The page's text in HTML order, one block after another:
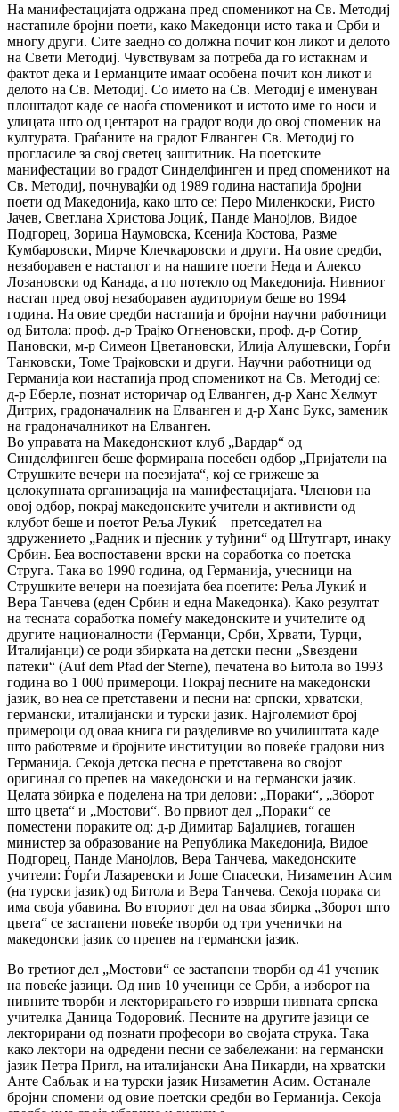
На манифестацијата одржана пред споменикот на Св. Методиј
настапиле бројни поети, како Македонци исто така и Срби и
многу други. Сите заедно со должна почит кон ликот и делото
на Свети Методиј. Чувствувам за потреба да го истакнам и
фактот дека и Германците имаат особена почит кон ликот и
делото на Св. Методиј. Со името на Св. Методиј е именуван
плоштадот каде се наоѓа споменикот и истото име го носи и
улицата што од центарот на градот води до овој споменик на
културата. Граѓаните на градот Елванген Св. Методиј го
прогласиле за свој светец заштитник. На поетските
манифестации во градот Синделфинген и пред споменикот на
Св. Методиј, почнувајќи од 1989 година настапија бројни
поети од Македонија, како што се: Перо Миленкоски, Ристо
Јачев, Светлана Христова Јоциќ, Панде Манојлов, Видое
Подгорец, Зорица Наумовска, Ксенија Костова, Разме
Кумбаровски, Мирче Клечкаровски и други. На овие средби,
незаборавен е настапот и на нашите поети Неда и Алексо
Лозановски од Канада, а по потекло од Македонија. Нивниот
настап пред овој незаборавен аудиториум беше во 1994
година. На овие средби настапија и бројни научни работници
од Битола: проф. д-р Трајко Огненовски, проф. д-р Сотир
Пановски, м-р Симеон Цветановски, Илија Алушевски, Ѓорѓи
Танковски, Томе Трајковски и други. Научни работници од
Германија кои настапија прод споменикот на Св. Методиј се:
д-р Еберле, познат историчар од Елванген, д-р Ханс Хелмут
Дитрих, градоначалник на Елванген и д-р Ханс Букс, заменик
на градоначалникот на Елванген.
Во управата на Македонскиот клуб „Вардар“ од
Синделфинген беше формирана посебен одбор „Пријатели на
Струшките вечери на поезијата“, кој се грижеше за
целокупната организација на манифестацијата. Членови на
овој одбор, покрај македонските учители и активисти од
клубот беше и поетот Реља Лукиќ – претседател на
здружението „Радник и пјесник у туђини“ од Штутгарт, инаку
Србин. Беа воспоставени врски на соработка со поетска
Струга. Така во 1990 година, од Германија, учесници на
Струшките вечери на поезијата беа поетите: Реља Лукиќ и
Вера Танчева (еден Србин и една Македонка). Како резултат
на тесната соработка помеѓу македонските и учителите од
другите националности (Германци, Срби, Хрвати, Турци,
Италијанци) се роди збирката на детски песни „Ѕвездени
патеки“ (Auf dem Pfad der Sterne), печатена во Битола во 1993
година во 1 000 примероци. Покрај песните на македонски
јазик, во неа се претставени и песни на: српски, хрватски,
германски, италијански и турски јазик. Најголемиот број
примероци од оваа книга ги разделивме во училиштата каде
што работевме и бројните институции во повеќе градови низ
Германија. Секоја детска песна е претставена во својот
оригинал со препев на македонски и на германски јазик.
Целата збирка е поделена на три делови: „Пораки“, „Зборот
што цвета“ и „Мостови“. Во првиот дел „Пораки“ се
поместени пораките од: д-р Димитар Бајалџиев, тогашен
министер за образование на Република Македонија, Видое
Подгорец, Панде Манојлов, Вера Танчева, македонските
учители: Ѓорѓи Лазаревски и Јоше Спасески, Низаметин Асим
(на турски јазик) од Битола и Вера Танчева. Секоја порака си
има своја убавина. Во вториот дел на оваа збирка „Зборот што
цвета“ се застапени повеќе творби од три ученички на
македонски јазик со препев на германски јазик.
Во третиот дел „Мостови“ се застапени творби од 41 ученик
на повеќе јазици. Од нив 10 ученици се Срби, а изборот на
нивните творби и лекторирањето го изврши нивната српска
учителка Даница Тодоровиќ. Песните на другите јазици се
лекторирани од познати професори во својата струка. Така
како лектори на одредени песни се забележани: на германски
јазик Петра Пригл, на италијански Ана Пикарди, на хрватски
Анте Сабљак и на турски јазик Низаметин Асим. Останале
бројни спомени од овие поетски средби во Германија. Секоја